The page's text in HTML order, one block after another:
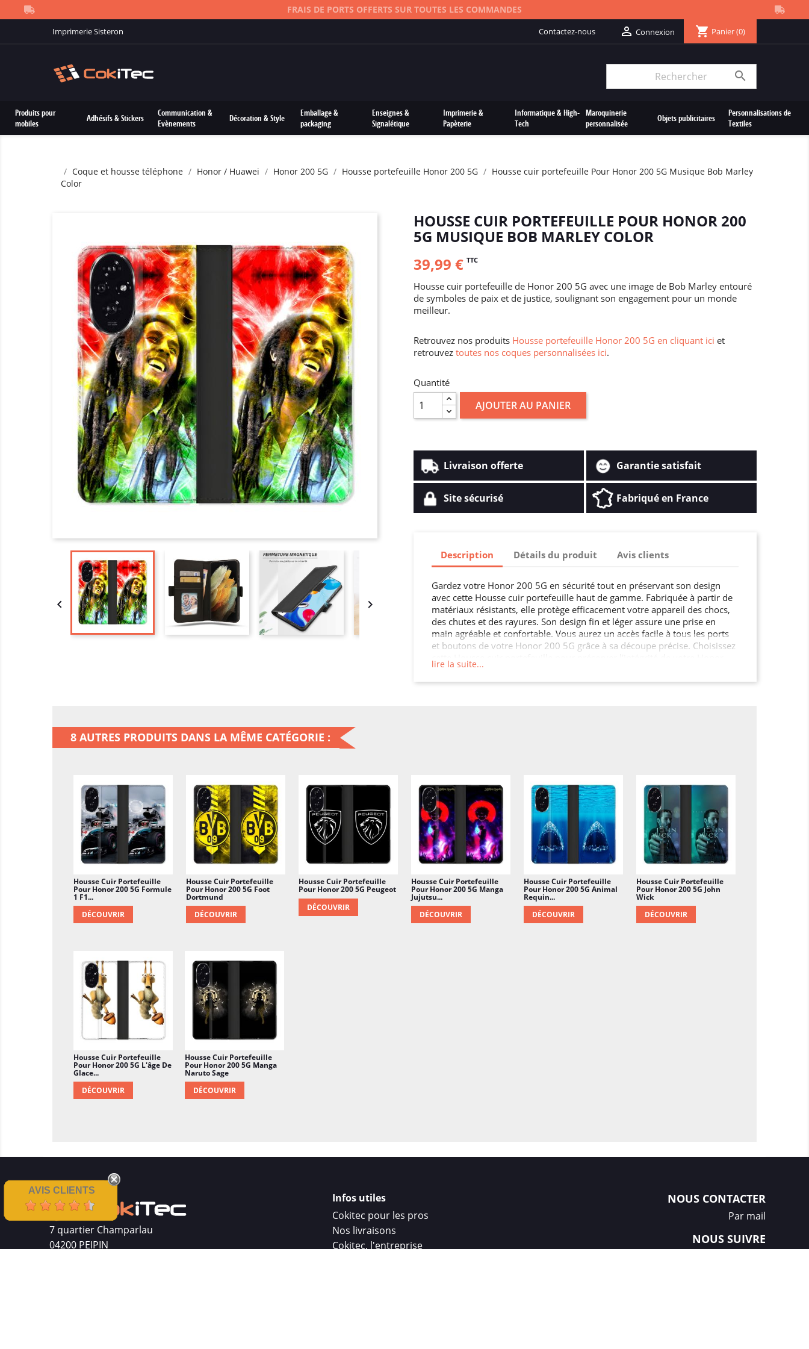
FRAIS DE PORTS OFFERTS SUR TOUTES LES COMMANDES
Imprimerie Sisteron Contactez-nous  Connexion shopping_cart Panier(0)

Produits pour
mobiles
Adhésifs & Stickers
Communication &
Evènements
Décoration & Style
Emballage &
packaging
Enseignes &
Signalétique
Imprimerie &
Papèterie
Informatique & High-
Tech
Maroquinerie
personnalisée
Objets publicitaires
Personnalisations de
Textiles
Coque et housse téléphone Honor / Huawei Honor 200 5G Housse portefeuille Honor 200 5G
Housse cuir portefeuille Pour Honor 200 5G Musique Bob Marley
Color
 
HOUSSE CUIR PORTEFEUILLE POUR HONOR 200
5G MUSIQUE BOB MARLEY COLOR
39,99 € TTC
Housse cuir portefeuille de Honor 200 5G avec une image de Bob Marley entouré
de symboles de paix et de justice, soulignant son engagement pour un monde
meilleur.
Retrouvez nos produits Housse portefeuille Honor 200 5G en cliquant ici et
retrouvez toutes nos coques personnalisées ici.
Quantité
AJOUTER AU PANIER
Livraison offerte Garantie satisfait
Site sécurisé Fabriqué en France
Description Détails du produit Avis clients
Gardez votre Honor 200 5G en sécurité tout en préservant son design
avec cette Housse cuir portefeuille haut de gamme. Fabriquée à partir de
matériaux résistants, elle protège efficacement votre appareil des chocs,
des chutes et des rayures. Son design fin et léger assure une prise en
main agréable et confortable. Vous aurez un accès facile à tous les ports
et boutons de votre Honor 200 5G grâce à sa découpe précise. Choisissez
200 5G tout en ajoutant un peu de style.
lire la suite...
8 AUTRES PRODUITS DANS LA MÊME CATÉGORIE :
Housse Cuir Portefeuille
Pour Honor 200 5G Formule
1 F1...
DÉCOUVRIR
Housse Cuir Portefeuille
Pour Honor 200 5G Foot
Dortmund
DÉCOUVRIR
Housse Cuir Portefeuille
Pour Honor 200 5G Peugeot
DÉCOUVRIR
Housse Cuir Portefeuille
Pour Honor 200 5G Manga
Jujutsu...
DÉCOUVRIR
Housse Cuir Portefeuille
Pour Honor 200 5G Animal
Requin...
DÉCOUVRIR
Housse Cuir Portefeuille
Pour Honor 200 5G John
Wick
DÉCOUVRIR
Housse Cuir Portefeuille
Pour Honor 200 5G L'âge De
Glace...
DÉCOUVRIR
Housse Cuir Portefeuille
Pour Honor 200 5G Manga
Naruto Sage
DÉCOUVRIR
7 quartier Champarlau
04200 PEIPIN
Infos utiles
Cokitec pour les pros
Nos livraisons
Cokitec, l'entreprise
NOUS CONTACTER
Par mail
NOUS SUIVRE
AVIS CLIENTS